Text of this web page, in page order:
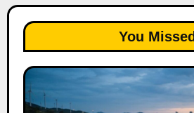
You Missed